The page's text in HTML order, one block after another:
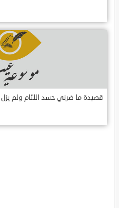
قصيدة ما ضرني حسد اللئام ولم يزل